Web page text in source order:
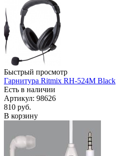
Быстрый просмотр
Гарнитура Ritmix RH-524M Black
Есть в наличии
Артикул: 98626
810 руб.
В корзину